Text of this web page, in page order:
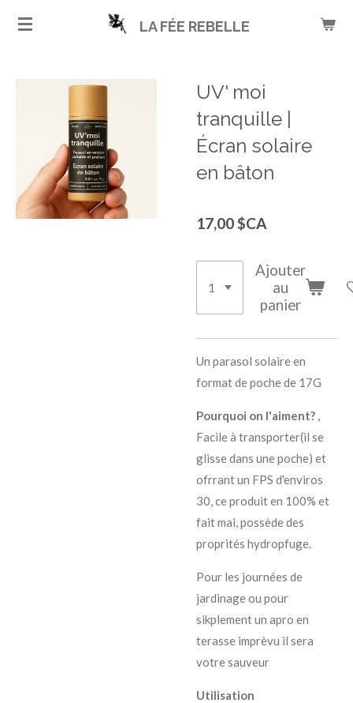
Passer
principal
LA FÉE REBELLE
UV' moi
tranquille |
Écran solaire
en bâton
17,00 $CA
Ajouter
au
panier
Un parasol solaire en
format de poche de 17G
Pourquoi on l'aiment? ,
Facile à transporter(il se
glisse dans une poche) et
ofrrant un FPS d'enviros
30, ce produit en 100% et
fait mai, possède des
proprités hydropfuge.
Pour les journées de
jardinage ou pour
sikplement un apro en
terasse imprèvu il sera
votre sauveur
Utilisation